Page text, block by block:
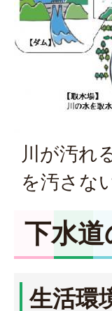
川が汚れ
を汚さな
下水道
生活環